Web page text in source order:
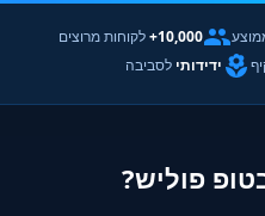
10,000+
לקוחות מרוצים
ידידותי לסביבה
פוליש?